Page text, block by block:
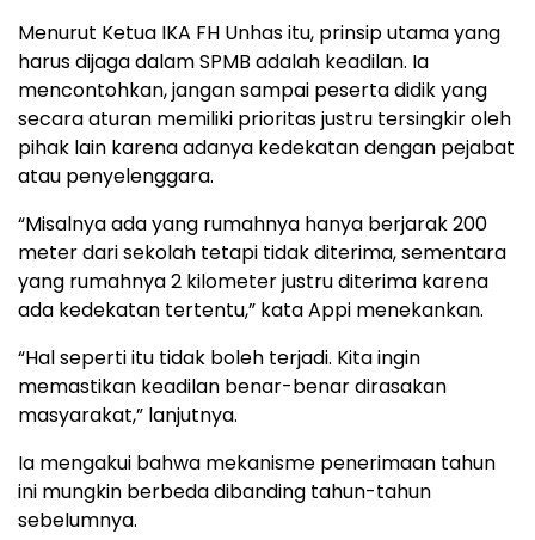
Menurut Ketua IKA FH Unhas itu, prinsip utama yang
harus dijaga dalam SPMB adalah keadilan. Ia
mencontohkan, jangan sampai peserta didik yang
secara aturan memiliki prioritas justru tersingkir oleh
pihak lain karena adanya kedekatan dengan pejabat
atau penyelenggara.
“Misalnya ada yang rumahnya hanya berjarak 200
meter dari sekolah tetapi tidak diterima, sementara
yang rumahnya 2 kilometer justru diterima karena
ada kedekatan tertentu,” kata Appi menekankan.
“Hal seperti itu tidak boleh terjadi. Kita ingin
memastikan keadilan benar-benar dirasakan
masyarakat,” lanjutnya.
Ia mengakui bahwa mekanisme penerimaan tahun
ini mungkin berbeda dibanding tahun-tahun
sebelumnya.